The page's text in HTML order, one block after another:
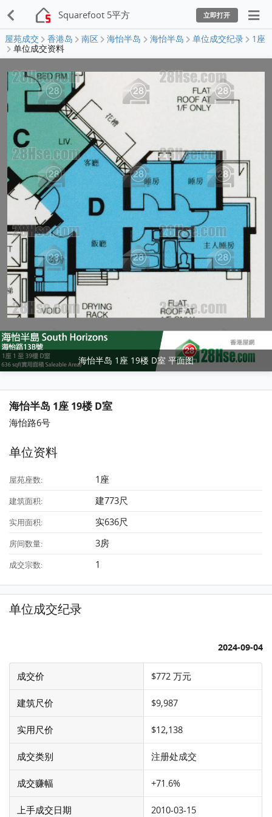
Squarefoot 5平方 立即打开
屋苑成交 香港岛 南区 海怡半岛 海怡半岛 单位成交纪录
1座
单位成交资料
海怡半岛 1座 19楼 D室 平面图
海怡半岛 1座 19楼 D室
海怡路6号
单位资料
屋苑座数: 1座
建筑面积: 建773尺
实用面积: 实636尺
房间数量: 3房
成交宗数: 1
单位成交纪录
2024-09-04
成交价 $772 万元
建筑尺价 $9,987
实用尺价 $12,138
成交类别 注册处成交
成交赚幅 +71.6%
上手成交日期 2010-03-15